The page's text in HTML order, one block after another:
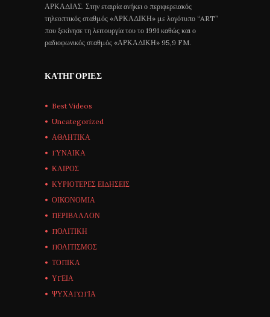
ΑΡΚΑΔΙΑΣ. Στην εταιρία ανήκει ο περιφερειακός
τηλεοπτικός σταθμός «ΑΡΚΑΔΙΚΗ» με λογότυπο “ART”
που ξεκίνησε τη λειτουργία του το 1991 καθώς και ο
ραδιοφωνικός σταθμός «ΑΡΚΑΔΙΚΗ» 95,9 FM.
ΚΑΤΗΓΟΡΊΕΣ
Best Videos
Uncategorized
ΑΘΛΗΤΙΚΑ
ΓΥΝΑΙΚΑ
ΚΑΙΡΟΣ
ΚΥΡΙΟΤΕΡΕΣ ΕΙΔΗΣΕΙΣ
ΟΙΚΟΝΟΜΙΑ
ΠΕΡΙΒΑΛΛΟΝ
ΠΟΛΙΤΙΚΗ
ΠΟΛΙΤΙΣΜΟΣ
ΤΟΠΙΚΑ
ΥΓΕΙΑ
ΨΥΧΑΓΩΓΙΑ